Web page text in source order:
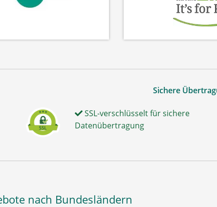
Sichere
SSL-verschlüsselt für sichere
Datenübertragung
nach Bundesländern